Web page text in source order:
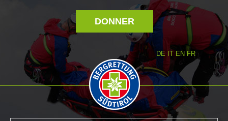
DONNER
DE IT EN FR